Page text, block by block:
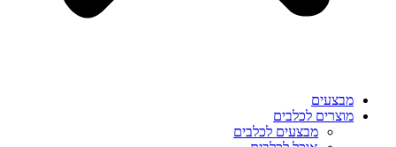
מבצעים
מוצרים לכלבים
מבצעים לכלבים